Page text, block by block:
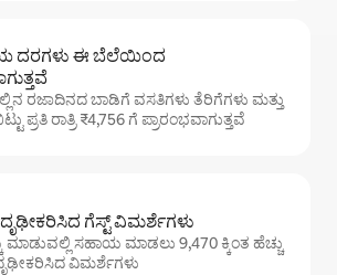
ದರಗಳು ಈ ಬೆಲೆಯಿಂದ
ರಜಾದಿನದ ಬಾಡಿಗೆ ವಸತಿಗಳು ತೆರಿಗೆಗಳು ಮತ್ತು
ಪ್ರತಿ ರಾತ್ರಿ ₹4,756 ಗೆ ಪ್ರಾರಂಭವಾಗುತ್ತವೆ
ಗೆಸ್ಟ್ ವಿಮರ್ಶೆಗಳು
ಸಹಾಯ ಮಾಡಲು 9,470 ಕ್ಕಿಂತ ಹೆಚ್ಚು
ವಿಮರ್ಶೆಗಳು